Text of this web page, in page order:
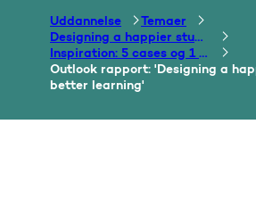
Uddannelse
Temaer
Designing a happier student life for better learning
Inspiration: 5 cases og 1 rapport
Outlook rapport: 'Designing a
better learning'